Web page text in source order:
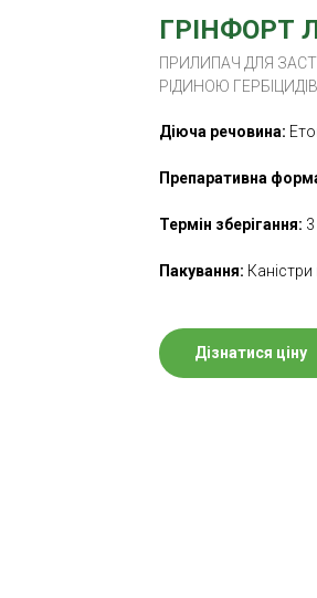
ГРІНФОРТ
ПРИЛИПАЧ ДЛЯ
РІДИНОЮ ГЕРБІЦИДІВ
Діюча речовина:
Препаративна
Термін зберігання:
Пакування: Каністри
Дізнатися ціну